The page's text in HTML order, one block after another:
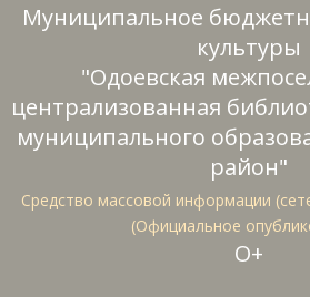
Муниципальное
культуры
"Одоевская
централизованная
муниципального
район"
Средство массовой информации
(Официальное
О+